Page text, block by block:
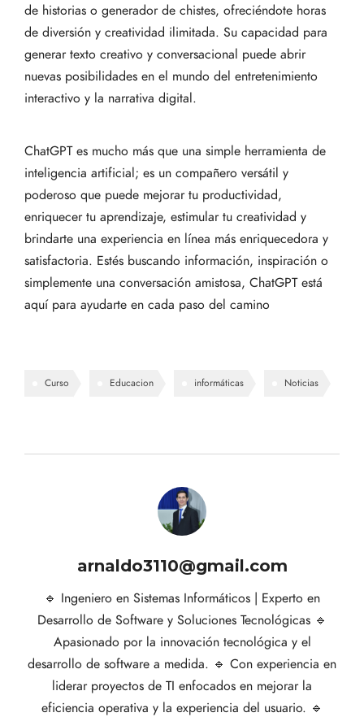
de historias o generador de chistes, ofreciéndote horas
de diversión y creatividad ilimitada. Su capacidad para
generar texto creativo y conversacional puede abrir
nuevas posibilidades en el mundo del entretenimiento
interactivo y la narrativa digital.
ChatGPT es mucho más que una simple herramienta de
inteligencia artificial; es un compañero versátil y
poderoso que puede mejorar tu productividad,
enriquecer tu aprendizaje, estimular tu creatividad y
brindarte una experiencia en línea más enriquecedora y
satisfactoria. Estés buscando información, inspiración o
simplemente una conversación amistosa, ChatGPT está
aquí para ayudarte en cada paso del camino
Curso Educacion informáticas Noticias
arnaldo3110@gmail.com
🔹 Ingeniero en Sistemas Informáticos | Experto en
Desarrollo de Software y Soluciones Tecnológicas 🔹
Apasionado por la innovación tecnológica y el
desarrollo de software a medida. 🔹 Con experiencia en
liderar proyectos de TI enfocados en mejorar la
eficiencia operativa y la experiencia del usuario. 🔹